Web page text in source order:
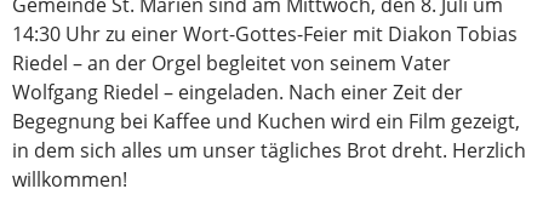
14:30 Uhr zu einer Wort-Gottes-Feier mit Diakon Tobias
Riedel – an der Orgel begleitet von seinem Vater
Wolfgang Riedel – eingeladen. Nach einer Zeit der
Begegnung bei Kaffee und Kuchen wird ein Film gezeigt,
in dem sich alles um unser tägliches Brot dreht. Herzlich
willkommen!